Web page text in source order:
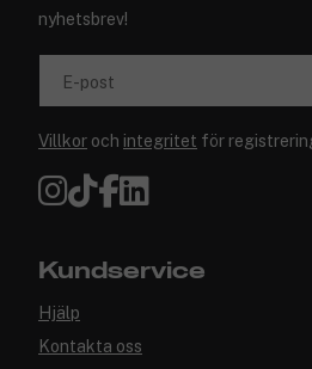
nyhetsbrev!
E-post
Villkor och integritet för
Kundservice
Hjälp
Kontakta oss